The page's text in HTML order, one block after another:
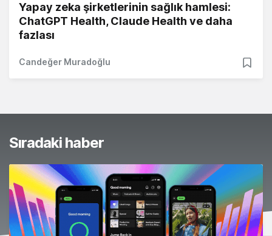
Yapay zeka şirketlerinin sağlık hamlesi:
ChatGPT Health, Claude Health ve daha
fazlası
Candeğer Muradoğlu
Sıradaki haber